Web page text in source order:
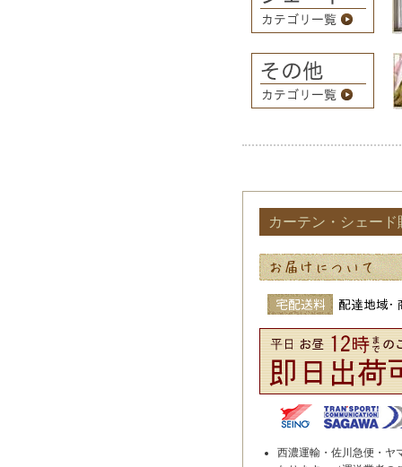
カーテン・シェー
西濃運輸・佐川急便・ヤ